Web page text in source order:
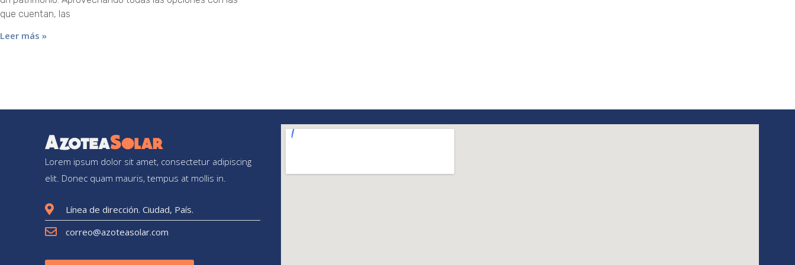
que cuentan, las
Leer más »
Lorem ipsum dolor sit amet, consectetur adipiscing
elit. Donec quam mauris, tempus at mollis in.
Línea de dirección. Ciudad, País.
correo@azoteasolar.com